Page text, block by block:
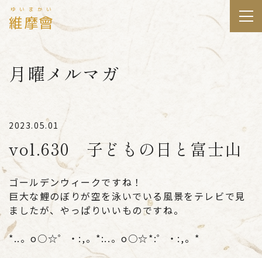
維摩會
ゆいまかい
月曜メルマガ
2023.05.01
vol.630 子どもの日と富士山
ゴールデンウィークですね！
巨大な鯉のぼりが空を泳いでいる風景をテレビで見
ましたが、やっぱりいいものですね。
*..。o○☆゜・:,。*:..。o○☆*:゜・:,。*